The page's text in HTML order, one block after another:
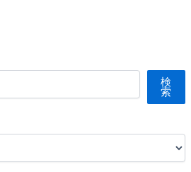
検
索